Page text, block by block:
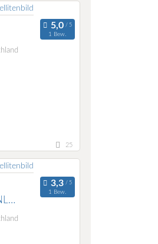
1 Bew.
25
1 Bew.